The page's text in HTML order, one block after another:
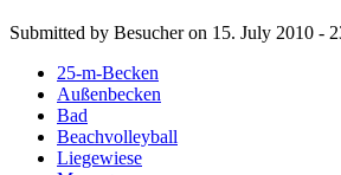
Submitted by Besucher on 15. July 2010 -
25-m-Becken
Außenbecken
Bad
Beachvolleyball
Liegewiese